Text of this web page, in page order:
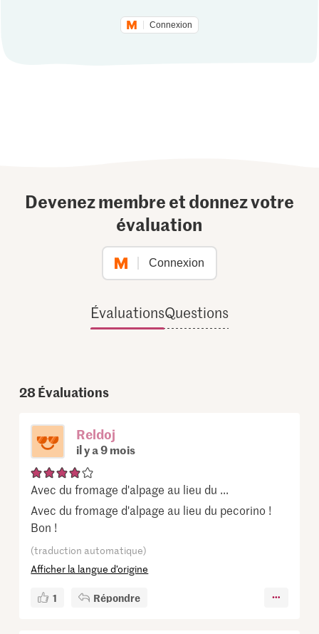
Connexion
Devenez membre et donnez votre
évaluation
Connexion
ÉvaluationsQuestions
28Évaluations
Reldoj
il y a 9 mois
Avec du fromage d'alpage au lieu du ...
Avec du fromage d'alpage au lieu du pecorino !
Bon !
(traduction automatique)
Afficher la langue d’origine
1 Répondre